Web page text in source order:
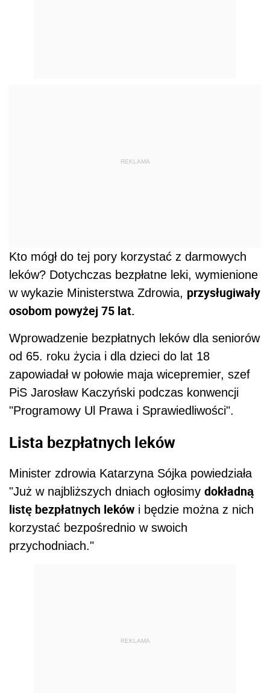
REKLAMA
Kto mógł do tej pory korzystać z darmowych
leków? Dotychczas bezpłatne leki, wymienione
w wykazie Ministerstwa Zdrowia, przysługiwały
osobom powyżej 75 lat.
Wprowadzenie bezpłatnych leków dla seniorów
od 65. roku życia i dla dzieci do lat 18
zapowiadał w połowie maja wicepremier, szef
PiS Jarosław Kaczyński podczas konwencji
"Programowy Ul Prawa i Sprawiedliwości".
Lista bezpłatnych leków
Minister zdrowia Katarzyna Sójka powiedziała
"Już w najbliższych dniach ogłosimy dokładną
listę bezpłatnych leków i będzie można z nich
korzystać bezpośrednio w swoich
przychodniach."
REKLAMA